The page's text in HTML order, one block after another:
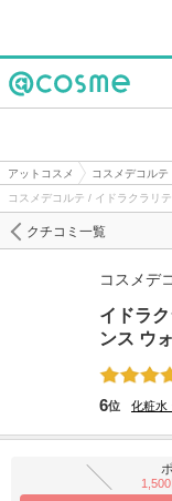
アットコスメ コスメデコルテ
コスメデコルテ / イドラクラリ
クチコミ一覧
コスメデ
イドラ
ンス ウ
6位 化粧水